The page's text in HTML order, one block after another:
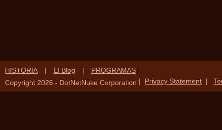
HISTORIA | El Blog |
PROGRAMAS
Copyright 2026 - DotNetNuke Corporation | Privacy Statement |